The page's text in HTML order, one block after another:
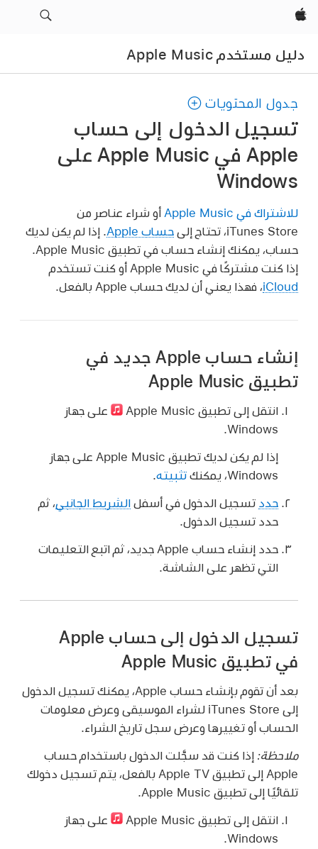
Apple‏
دليل مستخدم Apple Music
جدول المحتويات
تسجيل الدخول إلى حساب
Apple في Apple Music على
Windows
للاشتراك في Apple Music
أو شراء عناصر من
iTunes Store، تحتاج إلى
حساب Apple
. إذا لم يكن لديك
إذا كنت مشتركًا في Apple Music أو كنت تستخدم
iCloud، فهذا يعني أن لديك حساب Apple بالفعل.
إنشاء حساب Apple جديد في
تطبيق Apple Music
انتقل إلى تطبيق Apple Music
على جهاز
Windows.
إذا لم يكن لديك تطبيق Apple Music على جهاز
Windows، يمكنك
تثبيته
حدد تسجيل الدخول في أسفلالشريط الجانبي، ثم
حدد تسجيل الدخول.
حدد إنشاء حساب Apple جديد، ثم اتبع التعليمات
التي تظهر على الشاشة.
تسجيل الدخول إلى حساب Apple
في تطبيق Apple Music
بعد أن تقوم بإنشاء حساب Apple، يمكنك تسجيل الدخول
إلى iTunes Store لشراء الموسيقى وعرض معلومات
الحساب أو تغييرها وعرض سجل تاريخ الشراء.
ملاحظة: إذا كنت قد سجَّلت الدخول باستخدام حساب
Apple إلى تطبيق Apple TV بالفعل، يتم تسجيل دخولك
تلقائيًا إلى تطبيق Apple Music.
انتقل إلى تطبيق Apple Music
على جهاز
Windows.